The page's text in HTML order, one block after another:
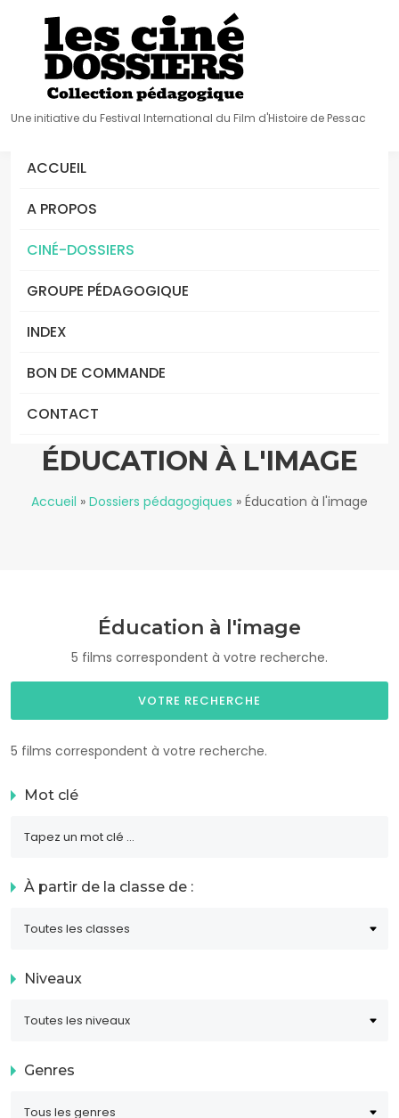
Une initiative du Festival International du Film d'Histoire de Pessac
ACCUEIL
A PROPOS
CINÉ-DOSSIERS
GROUPE PÉDAGOGIQUE
INDEX
BON DE COMMANDE
CONTACT
ÉDUCATION À L'IMAGE
Accueil » Dossiers pédagogiques » Éducation à l'image
Éducation à l'image
5 films correspondent à votre recherche.
VOTRE RECHERCHE
5 films correspondent à votre recherche.
Mot clé
À partir de la classe de :
Niveaux
Genres